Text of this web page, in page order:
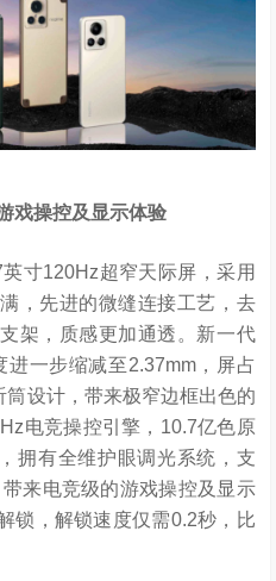
戏操控及显示体验
寸120Hz超窄天际屏，采用
，先进的微缝连接工艺，去
架，质感更加通透。新一代
一步缩减至2.37mm，屏占
设计，带来极窄边框出色的
电竞操控引擎，10.7亿色原
拥有全维护眼调光系统，支
来电竞级的游戏操控及显示
锁，解锁速度仅需0.2秒，比